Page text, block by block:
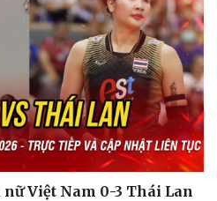
Việt Nam 0-3 Thái Lan